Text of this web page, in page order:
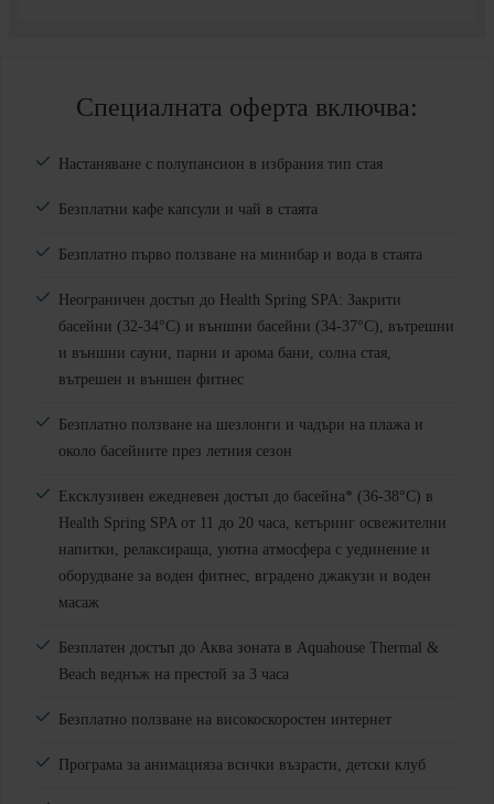
Специалната оферта включва:
Настаняване с полупансион в избрания тип стая
Безплатни кафе капсули и чай в стаята
Безплатно първо ползване на минибар и вода в стаята
Неограничен достъп до Health Spring SPA: Закрити
басейни (32-34°C) и външни басейни (34-37°C), вътрешни
и външни сауни, парни и арома бани, солна стая,
вътрешен и външен фитнес
Безплатно ползване на шезлонги и чадъри на плажа и
около басейните през летния сезон
Ексклузивен ежедневен достъп до басейна* (36-38°C) в
Health Spring SPA от 11 до 20 часа, кетъринг освежителни
напитки, релаксираща, уютна атмосфера с уединение и
оборудване за воден фитнес, вградено джакузи и воден
масаж
Безплатен достъп до Аква зоната в Aquahouse Thermal &
Beach веднъж на престой за 3 часа
Безплатно ползване на високоскоростен интернет
Програма за анимацияза всички възрасти, детски клуб